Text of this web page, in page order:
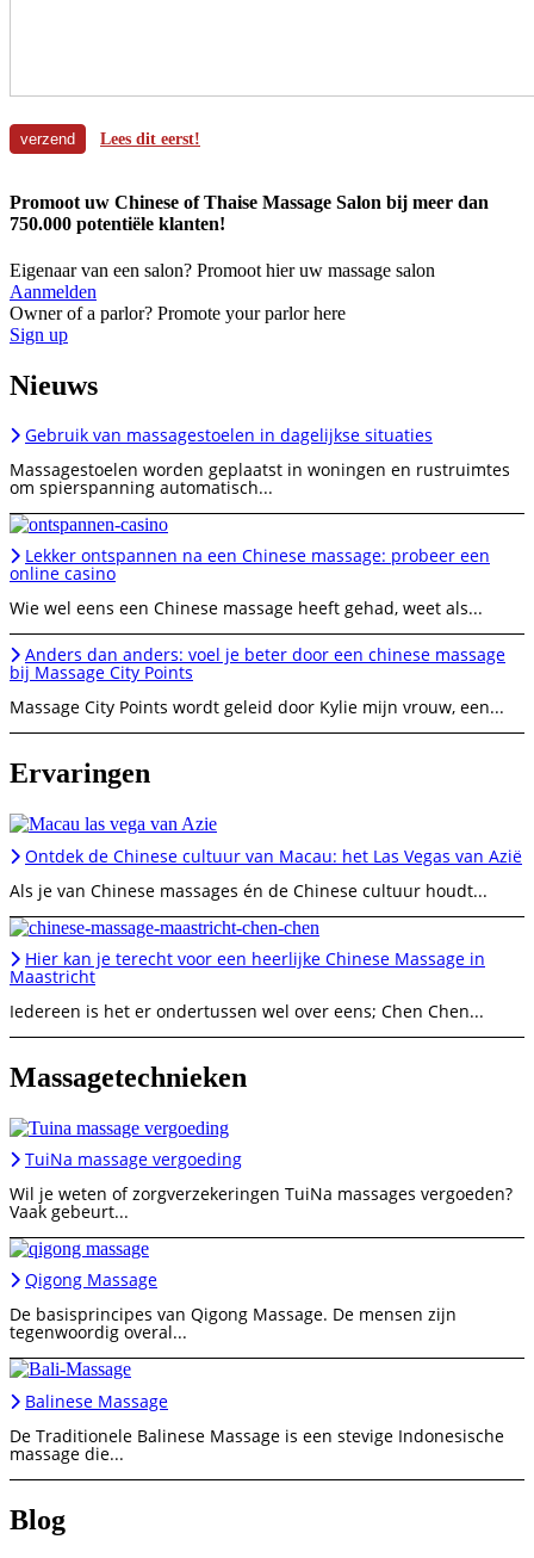
Lees dit eerst!
Promoot uw Chinese of Thaise Massage Salon bij meer dan
750.000 potentiële klanten!
Eigenaar van een salon? Promoot hier uw massage salon
Aanmelden
Owner of a parlor? Promote your parlor here
Sign up
Nieuws
Gebruik van massagestoelen in dagelijkse situaties
Massagestoelen worden geplaatst in woningen en rustruimtes
om spierspanning automatisch...
Lekker ontspannen na een Chinese massage: probeer een
online casino
Wie wel eens een Chinese massage heeft gehad, weet als...
Anders dan anders: voel je beter door een chinese massage
bij Massage City Points
Massage City Points wordt geleid door Kylie mijn vrouw, een...
Ervaringen
Ontdek de Chinese cultuur van Macau: het Las Vegas van Azië
Als je van Chinese massages én de Chinese cultuur houdt...
Hier kan je terecht voor een heerlijke Chinese Massage in
Maastricht
Iedereen is het er ondertussen wel over eens; Chen Chen...
Massagetechnieken
TuiNa massage vergoeding
Wil je weten of zorgverzekeringen TuiNa massages vergoeden?
Vaak gebeurt...
Qigong Massage
De basisprincipes van Qigong Massage. De mensen zijn
tegenwoordig overal...
Balinese Massage
De Traditionele Balinese Massage is een stevige Indonesische
massage die...
Blog